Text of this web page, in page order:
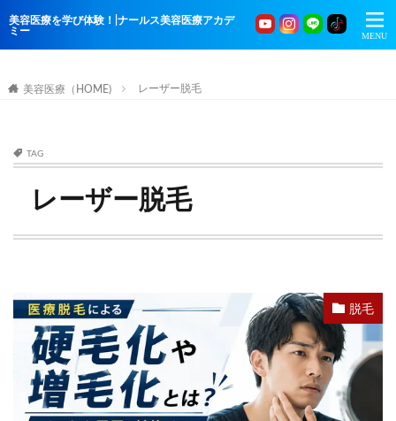
美容医療を学び体験！|ナールス美容医療アカデ
ミー
美容医療（HOME) レーザー脱毛
TAG
レーザー脱毛
脱毛